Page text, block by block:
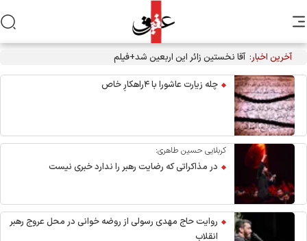
آخرین اخبار: آقا نخستین زائر این اربعین شد+فیلم
چله زیارت عاشورا با ۴راهکارِ خاص
کربلایی حسین طاهری:
در مذاکراتی که رضایت رهبر را ندارد خبری نیست
روایت حاج مهدی رسولی از روضه خوانی در محل عروج رهبر
انقلاب